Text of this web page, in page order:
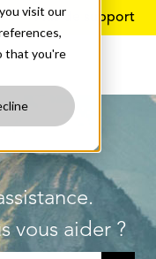
visit our
that you're
les traductions
Plus de support
vous aider ?